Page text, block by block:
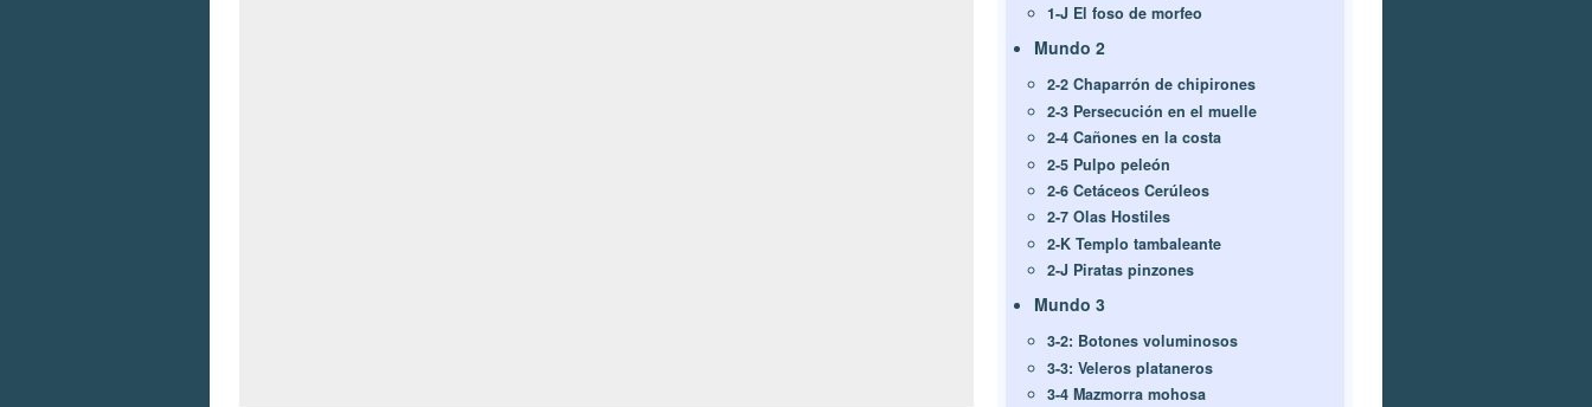
1-J El foso de morfeo
Mundo 2
2-2 Chaparrón de chipirones
2-3 Persecución en el muelle
2-4 Cañones en la costa
2-5 Pulpo peleón
2-6 Cetáceos Cerúleos
2-7 Olas Hostiles
2-K Templo tambaleante
2-J Piratas pinzones
Mundo 3
3-2: Botones voluminosos
3-3: Veleros plataneros
3-4 Mazmorra mohosa